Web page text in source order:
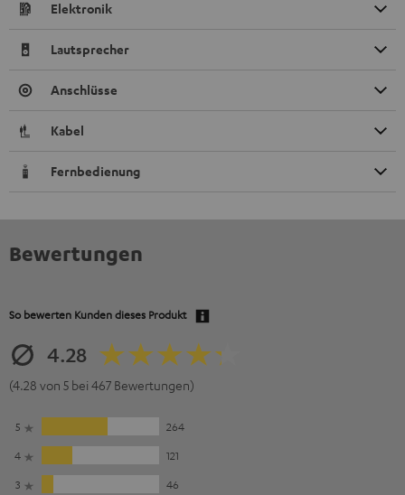
Elektronik
Lautsprecher
Anschlüsse
Kabel
Fernbedienung
Bewertungen
So bewerten Kunden dieses Produkt
4.28
(4.28 von 5 bei 467 Bewertungen)
5
264
4
121
3
46